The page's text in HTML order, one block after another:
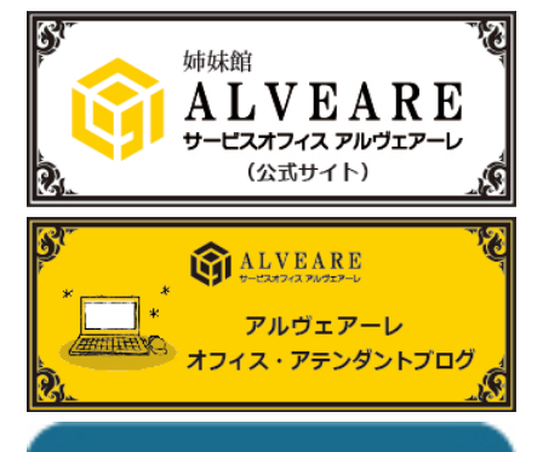
https://www.ind-blacklight.jp/topics/2503/
2025.6.17
「有限会社E-スタヂオ」様のお知らせ
令和7年度 第22期“さいたま”あんとれすくーる の開催が決定しま
詳しくはさいたま市のホームページをご覧ください。
https://www.city.saitama.lg.jp/001/005/008/p036060.html
http://www.e-sta.biz/
2025.6.17
「株式会社テイコク」様のお知らせ
岐阜県内の中学生向けお仕事ブックに株式会社テイコク様が掲載
されました。
https://www.teikoku-eng.co.jp/notice/9424/
2025.5.8
「有限会社ホッピングワールド」様のお知らせ
ホームページが新しくリニューアルされました。
https://www.hopping.co.jp/jp/index.php